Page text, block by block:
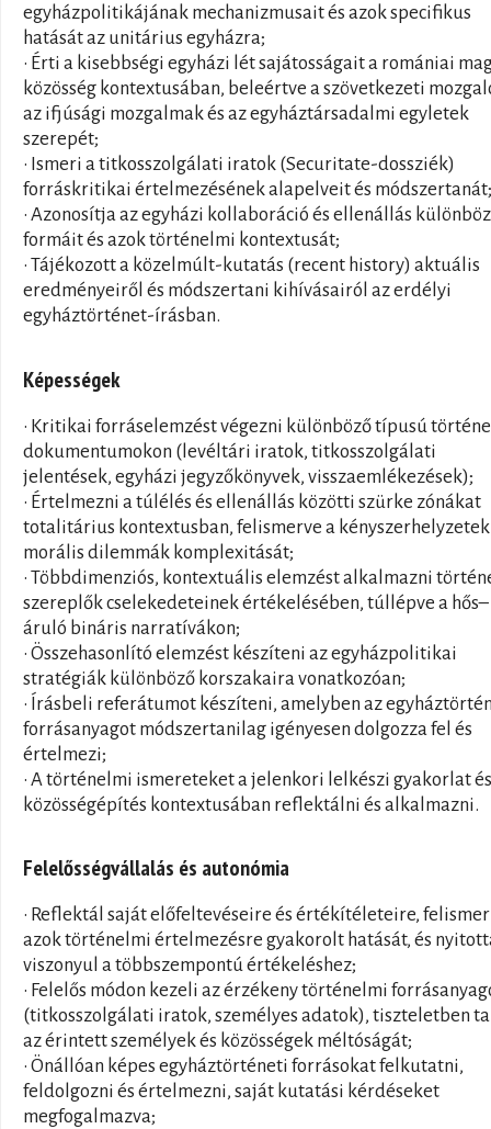
egyházpolitikájának mechanizmusait és azok specifikus
hatását az unitárius egyházra;
• Érti a kisebbségi egyházi lét sajátosságait a romániai
közösség kontextusában, beleértve a szövetkezeti
az ifjúsági mozgalmak és az egyháztársadalmi egyletek
szerepét;
• Ismeri a titkosszolgálati iratok (Securitate-dossziék)
forráskritikai értelmezésének alapelveit és módszertanát;
• Azonosítja az egyházi kollaboráció és ellenállás
formáit és azok történelmi kontextusát;
• Tájékozott a közelmúlt-kutatás (recent history) aktuális
eredményeiről és módszertani kihívásairól az erdélyi
egyháztörténet-írásban.
Képességek
• Kritikai forráselemzést végezni különböző típusú
dokumentumokon (levéltári iratok, titkosszolgálati
jelentések, egyházi jegyzőkönyvek, visszaemlékezések);
• Értelmezni a túlélés és ellenállás közötti szürke zónákat
totalitárius kontextusban, felismerve a kényszerhelyzetek
morális dilemmák komplexitását;
• Többdimenziós, kontextuális elemzést alkalmazni
szereplők cselekedeteinek értékelésében, túllépve a hős–
áruló bináris narratívákon;
• Összehasonlító elemzést készíteni az egyházpolitikai
stratégiák különböző korszakaira vonatkozóan;
• Írásbeli referátumot készíteni, amelyben az
forrásanyagot módszertanilag igényesen dolgozza fel és
értelmezi;
• A történelmi ismereteket a jelenkori lelkészi gyakorlat és
közösségépítés kontextusában reflektálni és alkalmazni.
Felelősségvállalás és autonómia
• Reflektál saját előfeltevéseire és értékítéleteire,
azok történelmi értelmezésre gyakorolt hatását, és
viszonyul a többszempontú értékeléshez;
• Felelős módon kezeli az érzékeny történelmi
(titkosszolgálati iratok, személyes adatok), tiszteletben
az érintett személyek és közösségek méltóságát;
• Önállóan képes egyháztörténeti forrásokat felkutatni,
feldolgozni és értelmezni, saját kutatási kérdéseket
megfogalmazva;